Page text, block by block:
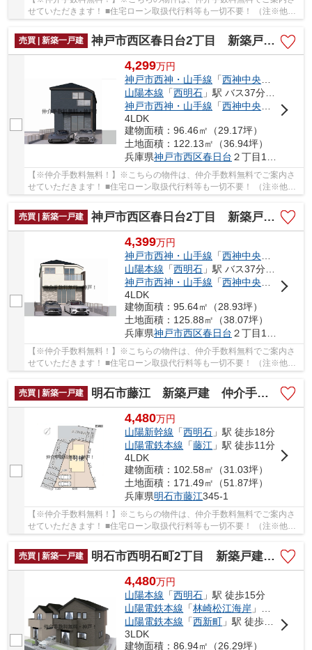
せていただきます！ ■住宅ローン取扱代行料等も一切不要！ （注※他社
では事務手数料として5万円～10万円必要な場合が...
売買 | 新築一戸建
神戸市西区春日台2丁目 新築戸建2号棟 仲介手数料無料！
4,299万円
神戸市西神・山手線 「西神中央」駅 バス
山陽本線 「西明石 」駅 バス37分 「春日台３丁目（兵庫県）」 停歩6分
神戸市西神・山手線 「西神中央」駅 徒歩
4LDK
建物面積：96.46㎡（29.17坪）
土地面積：122.13㎡（36.94坪）
兵庫県神戸市西区春日台 ２丁目19-3
【※仲介手数料無料！】※こちらの物件は、仲介手数料無料でご案内さ
せていただきます！ ■住宅ローン取扱代行料等も一切不要！ （注※他社
売買 | 新築一戸建
神戸市西区春日台2丁目 新築戸建1号棟 仲介手数料無料！
4,399万円
神戸市西神・山手線 「西神中央」駅 バス
山陽本線 「西明石 」駅 バス37分 「春日台３丁目（兵庫県）」 停歩6分
神戸市西神・山手線 「西神中央」駅 徒歩
4LDK
建物面積：95.64㎡（28.93坪）
土地面積：125.88㎡（38.07坪）
兵庫県神戸市西区春日台 ２丁目19-3
【※仲介手数料無料！】※こちらの物件は、仲介手数料無料でご案内さ
せていただきます！ ■住宅ローン取扱代行料等も一切不要！ （注※他社
売買 | 新築一戸建
明石市藤江 新築戸建 仲介手数料無料！
4,480万円
山陽新幹線 「西明石 」駅 徒歩18分
山陽電鉄本線 「藤江 」駅 徒歩11分
4LDK
建物面積：102.58㎡（31.03坪）
土地面積：171.49㎡（51.87坪）
兵庫県明石市藤江345-1
【※仲介手数料無料！】※こちらの物件は、仲介手数料無料でご案内さ
せていただきます！ ■住宅ローン取扱代行料等も一切不要！ （注※他社
売買 | 新築一戸建
明石市西明石町2丁目 新築戸建1号棟 仲介手数料無料！
4,480万円
山陽本線 「西明石 」駅 徒歩15分
山陽電鉄本線 「林崎松江海岸 」駅 徒歩27分
山陽電鉄本線 「西新町 」駅 徒歩27分
3LDK
建物面積：86.94㎡（26.29坪）